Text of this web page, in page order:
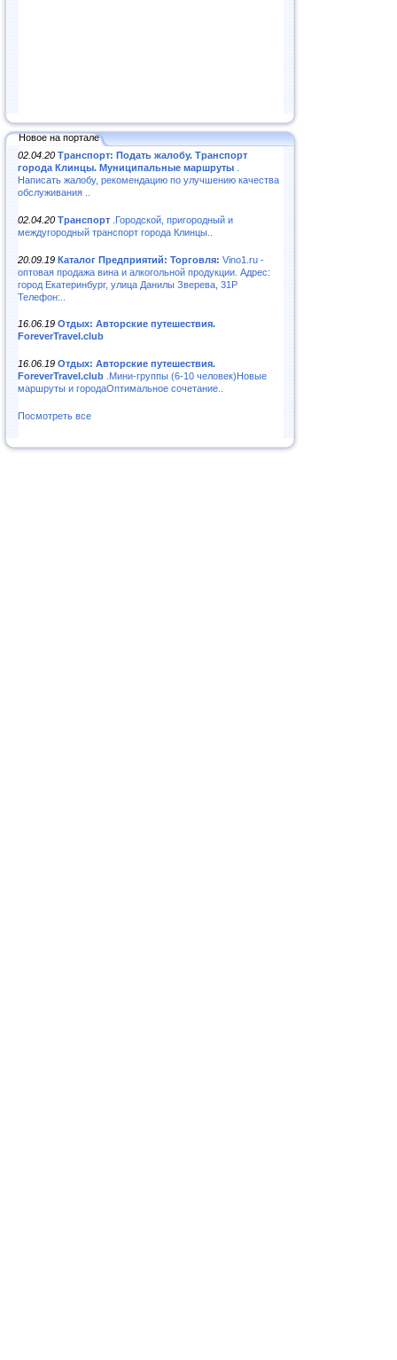
Новое на портале
02.04.20 Транспорт: Подать жалобу. Транспорт
города Клинцы. Муниципальные маршруты
Написать жалобу, рекомендацию по улучшению качества
обслуживания ..
02.04.20 Транспорт .Городской, пригородный и
междугородный транспорт города Клинцы..
20.09.19 Каталог Предприятий: Торговля: Vino1.ru -
оптовая продажа вина и алкогольной продукции. Адрес:
город Екатеринбург, улица Данилы Зверева, 31Р
Телефон:..
16.06.19 Отдых: Авторские путешествия.
ForeverTravel.club
16.06.19 Отдых: Авторские путешествия.
ForeverTravel.club .Мини-группы (6-10 человек)Новые
маршруты и городаОптимальное сочетание..
Посмотреть все